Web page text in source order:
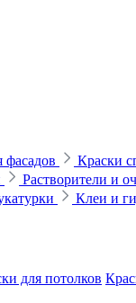
фасадов Краски
Растворители и
Клеи и
для потолков